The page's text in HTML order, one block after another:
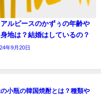
アルピースのかずぅの年齢や
地は？結婚はしているの？
年9月20日
の小瓶の韓国焼酎とは？種類や